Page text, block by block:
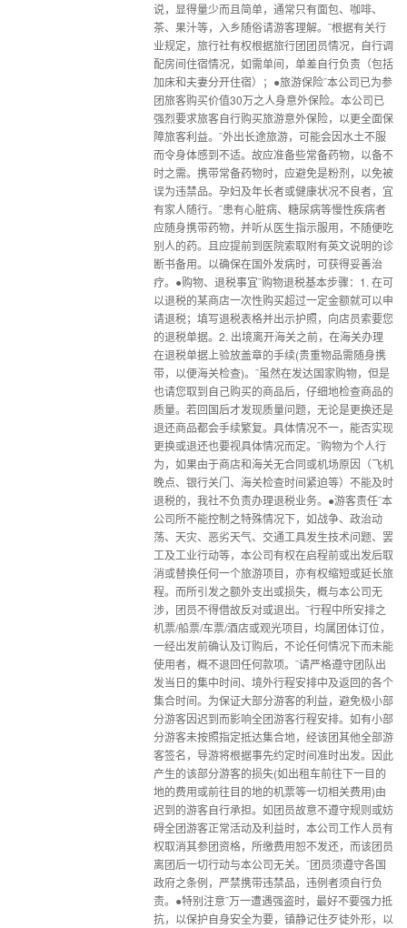
说，显得量少而且简单，通常只有面包、咖啡、
茶、果汁等，入乡随俗请游客理解。¨根据有关行
业规定，旅行社有权根据旅行团团员情况，自行调
配房间住宿情况，如需单间，单差自行负责（包括
加床和夫妻分开住宿）；●旅游保险¨本公司已为参
团旅客购买价值30万之人身意外保险。本公司已
强烈要求旅客自行购买旅游意外保险，以更全面保
障旅客利益。¨外出长途旅游，可能会因水土不服
而令身体感到不适。故应准备些常备药物，以备不
时之需。携带常备药物时，应避免是粉剂，以免被
误为违禁品。孕妇及年长者或健康状况不良者，宜
有家人随行。¨患有心脏病、糖尿病等慢性疾病者
应随身携带药物，并听从医生指示服用，不随便吃
别人的药。且应提前到医院索取附有英文说明的诊
断书备用。以确保在国外发病时，可获得妥善治
疗。●购物、退税事宜¨购物退税基本步骤：1. 在可
以退税的某商店一次性购买超过一定金额就可以申
请退税；填写退税表格并出示护照，向店员索要您
的退税单据。2. 出境离开海关之前，在海关办理
在退税单据上验放盖章的手续(贵重物品需随身携
带，以便海关检查)。¨虽然在发达国家购物，但是
也请您取到自己购买的商品后，仔细地检查商品的
质量。若回国后才发现质量问题，无论是更换还是
退还商品都会手续繁复。具体情况不一，能否实现
更换或退还也要视具体情况而定。¨购物为个人行
为，如果由于商店和海关无合同或机场原因（飞机
晚点、银行关门、海关检查时间紧迫等）不能及时
退税的，我社不负责办理退税业务。●游客责任¨本
公司所不能控制之特殊情况下，如战争、政治动
荡、天灾、恶劣天气、交通工具发生技术问题、罢
工及工业行动等，本公司有权在启程前或出发后取
消或替换任何一个旅游项目，亦有权缩短或延长旅
程。而所引发之额外支出或损失，概与本公司无
涉，团员不得借故反对或退出。¨行程中所安排之
机票/船票/车票/酒店或观光项目，均属团体订位，
一经出发前确认及订购后，不论任何情况下而未能
使用者，概不退回任何款项。¨请严格遵守团队出
发当日的集中时间、境外行程安排中及返回的各个
集合时间。为保证大部分游客的利益，避免极小部
分游客因迟到而影响全团游客行程安排。如有小部
分游客未按照指定抵达集合地，经该团其他全部游
客签名，导游将根据事先约定时间准时出发。因此
产生的该部分游客的损失(如出租车前往下一目的
地的费用或前往目的地的机票等一切相关费用)由
迟到的游客自行承担。如团员故意不遵守规则或妨
碍全团游客正常活动及利益时，本公司工作人员有
权取消其参团资格，所缴费用恕不发还，而该团员
离团后一切行动与本公司无关。¨团员须遵守各国
政府之条例，严禁携带违禁品，违例者须自行负
责。●特别注意¨万一遭遇强盗时，最好不要强力抵
抗，以保护自身安全为要，镇静记住歹徒外形，以